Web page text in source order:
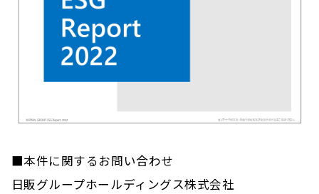
■本件に関するお問い合わせ
日販グループホールディングス株式会社